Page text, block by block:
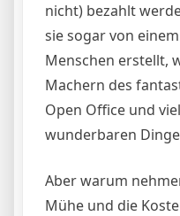
nicht) bezahlt
sie sogar von
Menschen erstellt,
Machern des
Open Office und
wunderbaren
Aber warum
Mühe und die